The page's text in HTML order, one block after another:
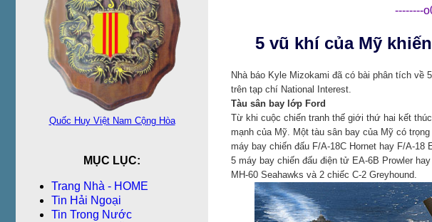
Quốc Huy Việt Nam Cộng Hòa
MỤC LỤC:
Trang Nhà - HOME
Tin Hải Ngoại
Tin Trong Nước
--------
5 vũ khí của Mỹ
Nhà báo Kyle Mizokami đã có bài phân tích về
trên tạp chí National Interest.
Tàu sân bay lớp Ford
Từ khi cuộc chiến tranh thế giới thứ hai kết
mạnh của Mỹ. Một tàu sân bay của Mỹ có
máy bay chiến đấu F/A-18C Hornet hay F/A-18
5 máy bay chiến đấu điện tử EA-6B Prowler
MH-60 Seahawks và 2 chiếc C-2 Greyhound.